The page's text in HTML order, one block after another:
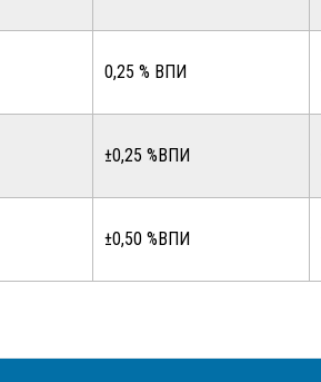
0,25 % ВПИ
±0,25 %ВПИ
±0,50 %ВПИ